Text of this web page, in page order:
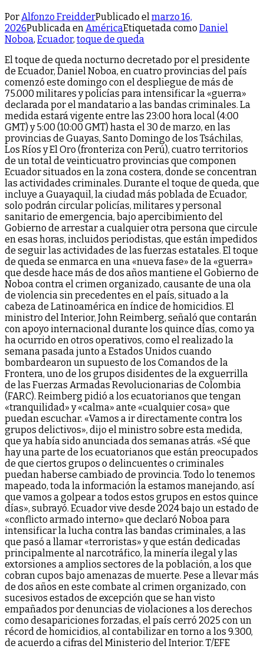
PorAlfonzo FreidderPublicado elmarzo 16,
2026Publicada enAméricaEtiquetada como Daniel
Noboa, Ecuador, toque de queda
El toque de queda nocturno decretado por el presidente
de Ecuador, Daniel Noboa, en cuatro provincias del país
comenzó este domingo con el despliegue de más de
75.000 militares y policías para intensificar la «guerra»
declarada por el mandatario a las bandas criminales. La
medida estará vigente entre las 23:00 hora local (4:00
GMT) y 5:00 (10:00 GMT) hasta el 30 de marzo, en las
provincias de Guayas, Santo Domingo de los Tsáchilas,
Los Ríos y El Oro (fronteriza con Perú), cuatro territorios
de un total de veinticuatro provincias que componen
Ecuador situados en la zona costera, donde se concentran
las actividades criminales. Durante el toque de queda, que
incluye a Guayaquil, la ciudad más poblada de Ecuador,
solo podrán circular policías, militares y personal
sanitario de emergencia, bajo apercibimiento del
Gobierno de arrestar a cualquier otra persona que circule
en esas horas, incluidos periodistas, que están impedidos
de seguir las actividades de las fuerzas estatales. El toque
de queda se enmarca en una «nueva fase» de la «guerra»
que desde hace más de dos años mantiene el Gobierno de
Noboa contra el crimen organizado, causante de una ola
de violencia sin precedentes en el país, situado a la
cabeza de Latinoamérica en índice de homicidios. El
ministro del Interior, John Reimberg, señaló que contarán
con apoyo internacional durante los quince días, como ya
ha ocurrido en otros operativos, como el realizado la
semana pasada junto a Estados Unidos cuando
bombardearon un supuesto de los Comandos de la
Frontera, uno de los grupos disidentes de la exguerrilla
de las Fuerzas Armadas Revolucionarias de Colombia
(FARC). Reimberg pidió a los ecuatorianos que tengan
«tranquilidad» y «calma» ante «cualquier cosa» que
puedan escuchar. «Vamos a ir directamente contra los
grupos delictivos», dijo el ministro sobre esta medida,
que ya había sido anunciada dos semanas atrás. «Sé que
hay una parte de los ecuatorianos que están preocupados
de que ciertos grupos o delincuentes o criminales
puedan haberse cambiado de provincia. Todo lo tenemos
mapeado, toda la información la estamos manejando, así
que vamos a golpear a todos estos grupos en estos quince
días», subrayó. Ecuador vive desde 2024 bajo un estado de
«conflicto armado interno» que declaró Noboa para
intensificar la lucha contra las bandas criminales, a las
que pasó a llamar «terroristas» y que están dedicadas
principalmente al narcotráfico, la minería ilegal y las
extorsiones a amplios sectores de la población, a los que
cobran cupos bajo amenazas de muerte. Pese a llevar más
de dos años en este combate al crimen organizado, con
sucesivos estados de excepción que se han visto
empañados por denuncias de violaciones a los derechos
como desapariciones forzadas, el país cerró 2025 con un
récord de homicidios, al contabilizar en torno a los 9.300,
de acuerdo a cifras del Ministerio del Interior. T/EFE